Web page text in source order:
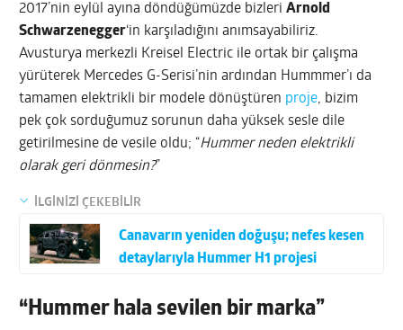
2017’nin eylül ayına döndüğümüzde bizleriArnold
Schwarzenegger‘in karşıladığını anımsayabiliriz.
Avusturya merkezli Kreisel Electric ile ortak bir çalışma
yürüterek Mercedes G-Serisi’nin ardından Hummmer’ı da
tamamen elektrikli bir modele dönüştüren proje, bizim
pek çok sorduğumuz sorunun daha yüksek sesle dile
getirilmesine de vesile oldu; “Hummer neden elektrikli
olarak geri dönmesin?”
İLGİNİZİ ÇEKEBİLİR
Canavarın yeniden doğuşu; nefes kesen
detaylarıyla Hummer H1 projesi
“Hummer hala sevilen bir marka”